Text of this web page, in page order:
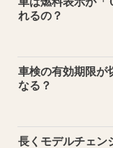
れるの？
車検の有効期限が
なる？
長くモデルチェン